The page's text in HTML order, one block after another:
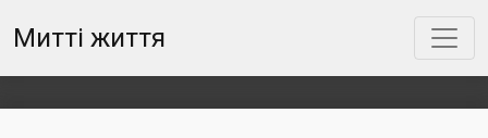
Митті життя